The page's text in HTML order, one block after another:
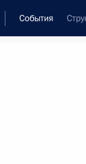
События